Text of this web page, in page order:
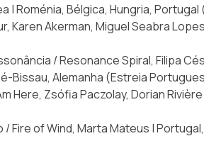
| Roménia, Bélgica, Hungria,
Karen Akerman, Miguel Seabra
/ Resonance Spiral, Filipa
Bissau, Alemanha (Estreia
Here, Zsófia Paczolay, Dorian
/ Fire of Wind, Marta Mateus |